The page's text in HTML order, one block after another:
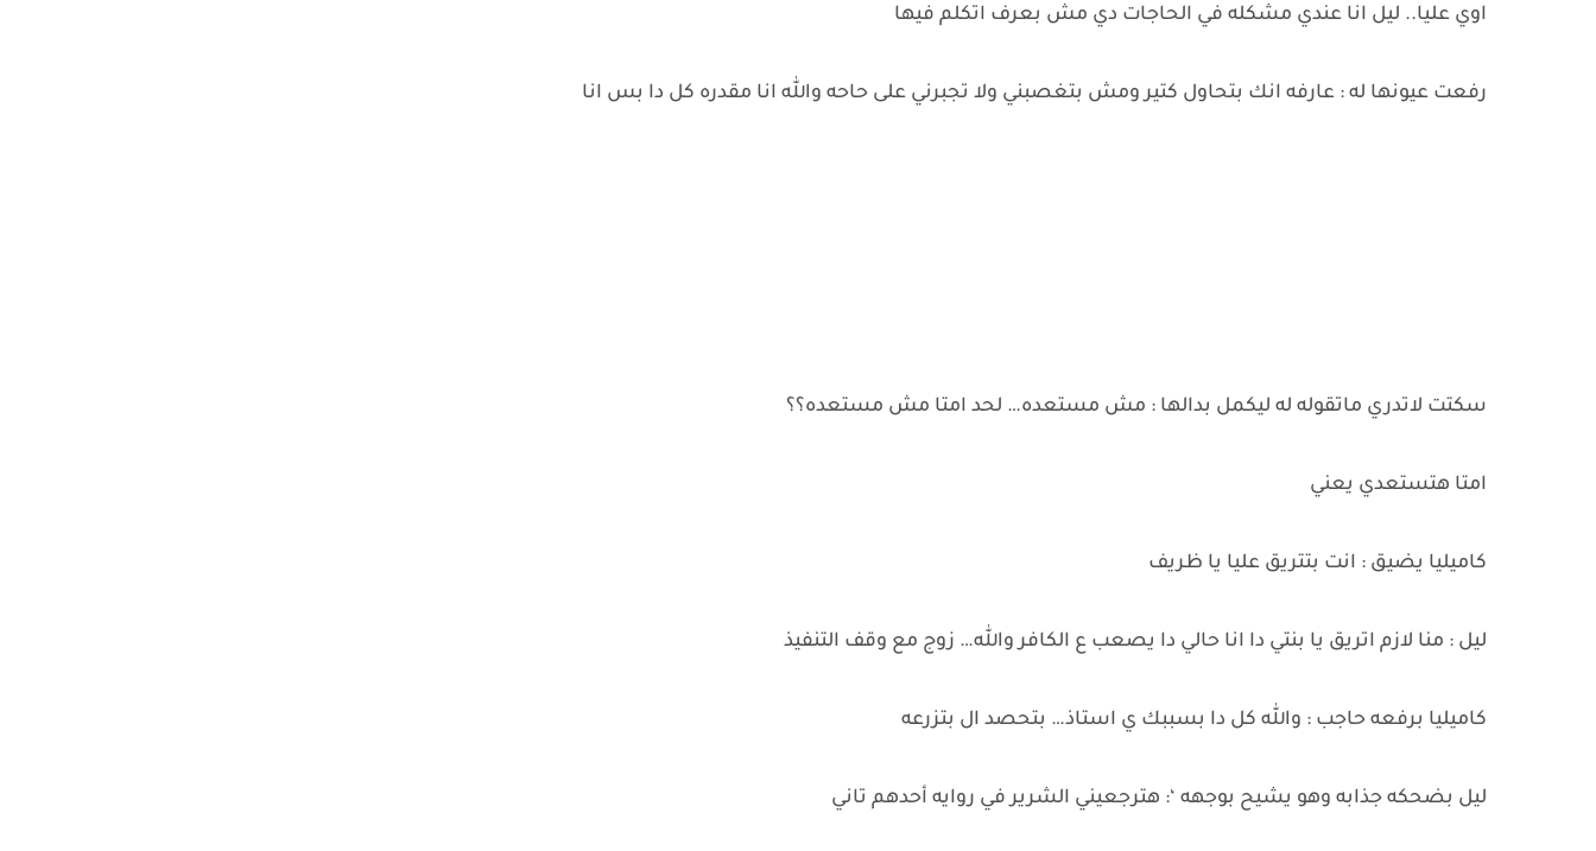
اوي عليا.. ليل انا عندي مشكله في الحاجات دي مش بعرف اتكلم فيها
رفعت عيونها له : عارفه انك بتحاول كتير ومش بتغصبني ولا تجبرني على حاحه والله انا مقدره كل دا بس انا
سكتت لاتدري ماتقوله له ليكمل بدالها : مش مستعده… لحد امتا مش مستعده؟؟
امتا هتستعدي يعني
كاميليا يضيق : انت بتتريق عليا يا ظريف
ليل : منا لازم اتريق يا بنتي دا انا حالي دا يصعب ع الكافر والله… زوج مع وقف التنفيذ
كاميليا برفعه حاجب : والله كل دا بسببك ي استاذ… بتحصد ال بتزرعه
ليل بضحكه جذابه وهو يشيح بوجهه ‘: هترجعيني الشرير في روايه أحدهم تاني